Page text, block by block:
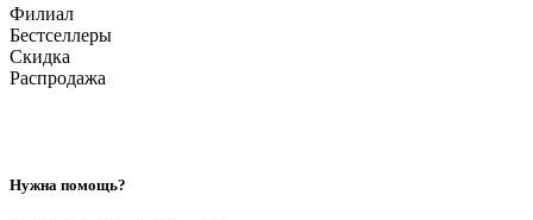
Филиал
Бестселлеры
Скидка
Распродажа
Нужна помощь?